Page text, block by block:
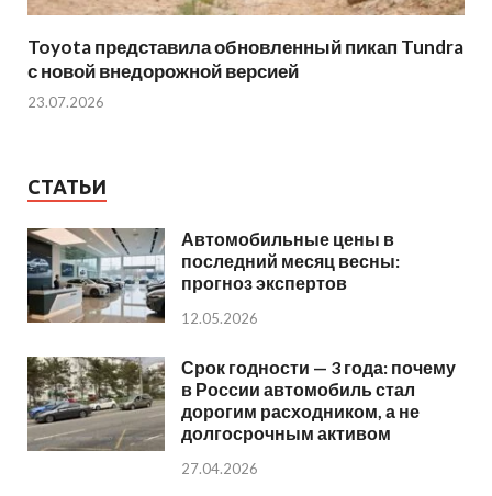
Toyota представила обновленный пикап Tundra
с новой внедорожной версией
23.07.2026
СТАТЬИ
Автомобильные цены в
последний месяц весны:
прогноз экспертов
12.05.2026
Срок годности — 3 года: почему
в России автомобиль стал
дорогим расходником, а не
долгосрочным активом
27.04.2026